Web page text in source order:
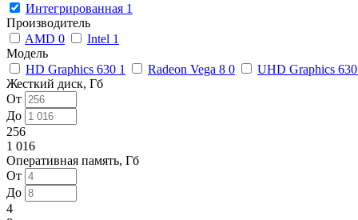
Интегрированная 1
Производитель
AMD 0 Intel 1
Модель
HD Graphics 630 1 Radeon Vega 8 0
UHD Graphics
Жесткий диск, Гб
От
До
256
1 016
Оперативная память, Гб
От
До
4